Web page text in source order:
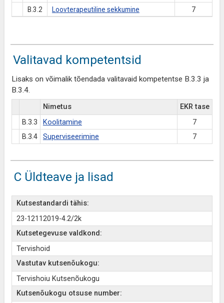
B.3.2 Loovterapeutiline sekkumine 7
Valitavad kompetentsid
Lisaks on võimalik tõendada valitavaid kompetentse B.3.3 ja
B.3.4.
Nimetus
EKR tase
B.3.3
Koolitamine
7
B.3.4
Superviseerimine 7
C Üldteave ja lisad
Kutsestandardi tähis:
23-12112019-4.2/2k
Kutsetegevuse valdkond:
Tervishoid
Vastutav kutsenõukogu:
Tervishoiu Kutsenõukogu
Kutsenõukogu otsuse number: